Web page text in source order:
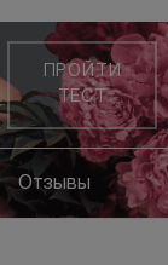
ПРОЙТИ
ТЕСТ
Отзывы